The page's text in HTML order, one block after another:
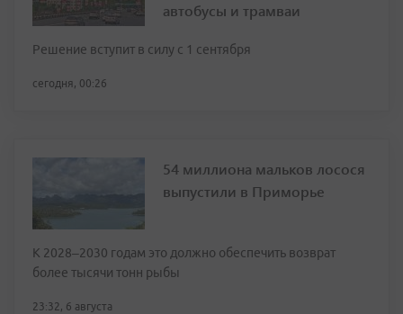
автобусы и трамваи
Решение вступит в силу с 1 сентября
сегодня, 00:26
54 миллиона мальков лосося
выпустили в Приморье
К 2028–2030 годам это должно обеспечить возврат
более тысячи тонн рыбы
23:32, 6 августа